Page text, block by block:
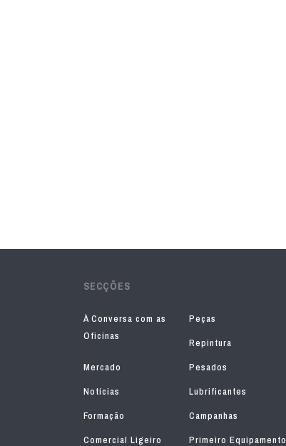
SECÇÕES
À Conversa com as
Oficinas
Peças
Repintura
Mercado
Pesados
Notícias
Lubrificantes
Formação
Campanhas
Comercial Ligeiro
Primeiro Equipamento